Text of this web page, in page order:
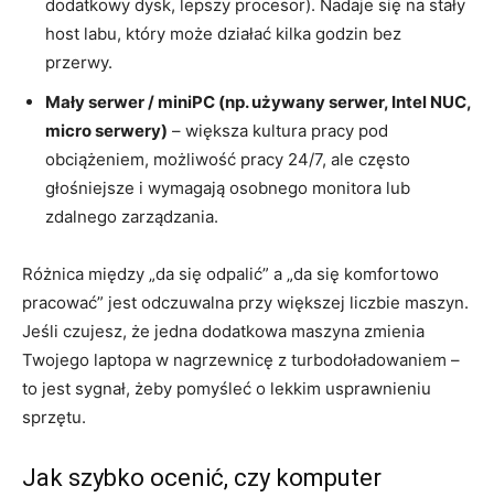
dodatkowy dysk, lepszy procesor). Nadaje się na stały
host labu, który może działać kilka godzin bez
przerwy.
Mały serwer / miniPC (np. używany serwer, Intel NUC,
micro serwery) – większa kultura pracy pod
obciążeniem, możliwość pracy 24/7, ale często
głośniejsze i wymagają osobnego monitora lub
zdalnego zarządzania.
Różnica między „da się odpalić” a „da się komfortowo
pracować” jest odczuwalna przy większej liczbie maszyn.
Jeśli czujesz, że jedna dodatkowa maszyna zmienia
Twojego laptopa w nagrzewnicę z turbodoładowaniem –
to jest sygnał, żeby pomyśleć o lekkim usprawnieniu
sprzętu.
Jak szybko ocenić, czy komputer